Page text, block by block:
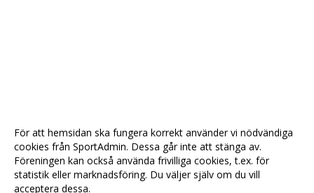
För att hemsidan ska fungera korrekt använder vi nödvändiga
cookies från SportAdmin. Dessa går inte att stänga av.
Föreningen kan också använda frivilliga cookies, t.ex. för
statistik eller marknadsföring. Du väljer själv om du vill
acceptera dessa.